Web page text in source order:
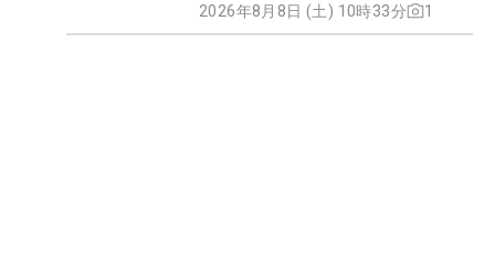
2026年8月8日 (土) 10時33分 1